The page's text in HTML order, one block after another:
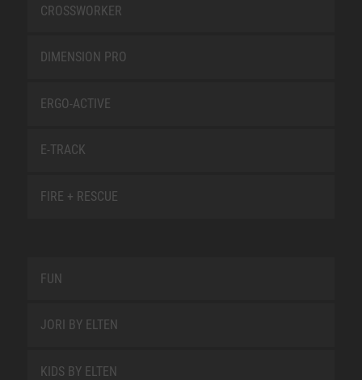
CROSSWORKER
DIMENSION PRO
ERGO-ACTIVE
E-TRACK
FIRE + RESCUE
FUN
JORI BY ELTEN
KIDS BY ELTEN